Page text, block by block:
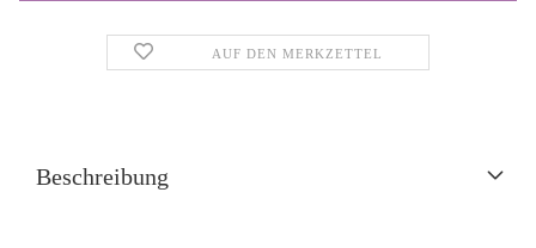
AUF DEN MERKZETTEL
Beschreibung